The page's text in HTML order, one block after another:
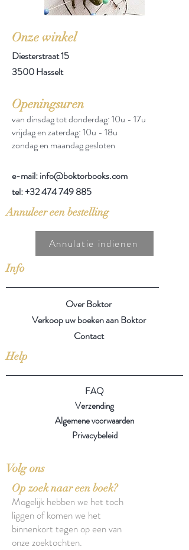
Onze winkel
Diesterstraat 15
3500 Hasselt
Openingsuren
van dinsdag tot donderdag: 10u - 17u
vrijdag en zaterdag: 10u - 18u
zondag en maandag gesloten
e-mail: info@boktorbooks.com
tel:+32 474 749 885
Annuleer een bestelling
Annulatie indienen
Info
Over Boktor
Verkoop uw boeken aan Boktor
Contact
Help
FAQ
Verzending
Algemene voorwaarden
Privacybeleid
Volg ons
Op zoek naar een boek?
Mogelijk hebben we het toch
liggen of komen we het
binnenkort tegen op een van
onze zoektochten.